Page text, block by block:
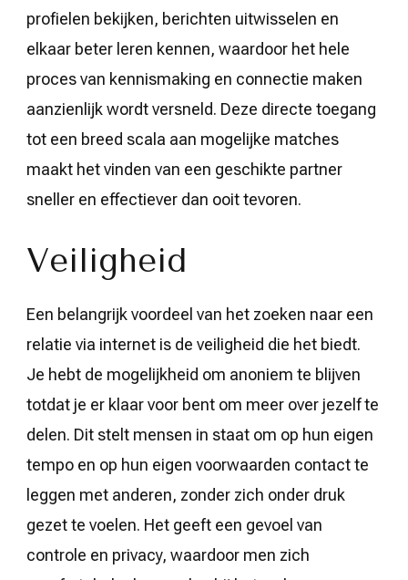
profielen bekijken, berichten uitwisselen en
elkaar beter leren kennen, waardoor het hele
proces van kennismaking en connectie maken
aanzienlijk wordt versneld. Deze directe toegang
tot een breed scala aan mogelijke matches
maakt het vinden van een geschikte partner
sneller en effectiever dan ooit tevoren.
Veiligheid
Een belangrijk voordeel van het zoeken naar een
relatie via internet is de veiligheid die het biedt.
Je hebt de mogelijkheid om anoniem te blijven
totdat je er klaar voor bent om meer over jezelf te
delen. Dit stelt mensen in staat om op hun eigen
tempo en op hun eigen voorwaarden contact te
leggen met anderen, zonder zich onder druk
gezet te voelen. Het geeft een gevoel van
controle en privacy, waardoor men zich